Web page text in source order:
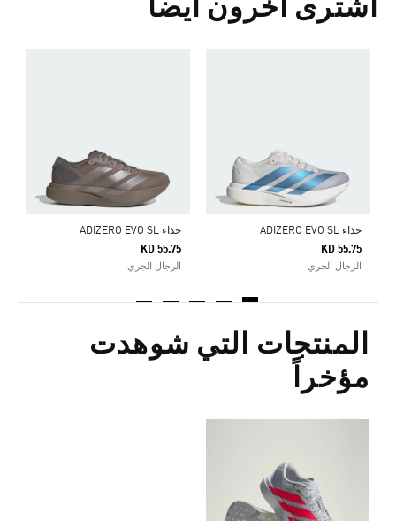
اشترى آخرون أيضا
حذاء ADIZERO EVO SL
KD 55.75
الرجال الجري
حذاء ADIZERO EVO SL
KD 55.75
الرجال الجري
المنتجات التي شوهدت
مؤخراً